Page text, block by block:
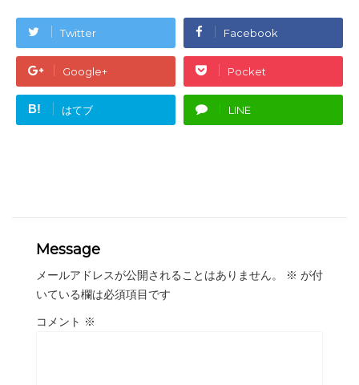
Twitter Facebook
Google+ Pocket
B! はてブ LINE
Message
メールアドレスが公開されることはありません。 ※ が付
いている欄は必須項目です
コメント ※